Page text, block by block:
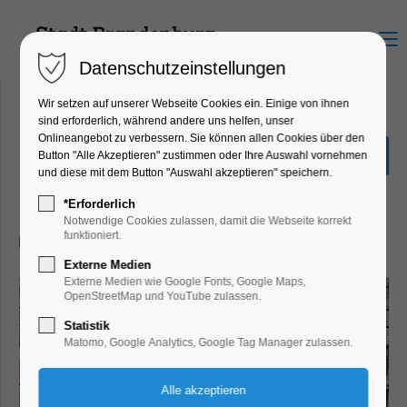
Menu
Ausflug zum Escape Room
Ferienkalender, Kinder, Jugend, Mitmach-
Aktion
14.07.2026, 10:00–16:00
Datenschutzeinstellungen
Wir setzen auf unserer Webseite Cookies ein. Einige von ihnen
sind erforderlich, während andere uns helfen, unser
Onlineangebot zu verbessern. Sie können allen Cookies über den
Button "Alle Akzeptieren" zustimmen oder Ihre Auswahl vornehmen
und diese mit dem Button "Auswahl akzeptieren" speichern.
*Erforderlich
Notwendige Cookies zulassen, damit die Webseite korrekt
funktioniert.
Externe Medien
Externe Medien wie Google Fonts, Google Maps,
OpenStreetMap und YouTube zulassen.
Statistik
Matomo, Google Analytics, Google Tag Manager zulassen.